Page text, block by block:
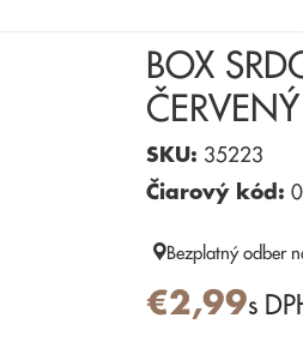
BOX
SKU: 35223
Čiarový kód:
Bezplatný odber
€2,99s